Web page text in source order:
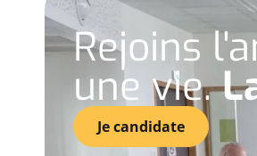
Rejoins
une vie.
Je candidate